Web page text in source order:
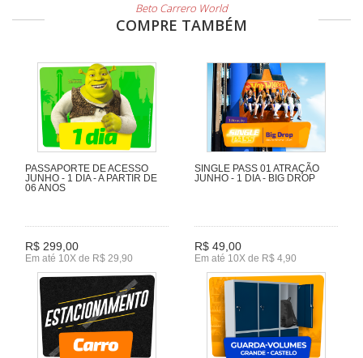
Beto Carrero World
COMPRE TAMBÉM
PASSAPORTE DE ACESSO
JUNHO - 1 DIA - A PARTIR DE
06 ANOS
R$ 299,00
Em até 10X de R$ 29,90
SINGLE PASS 01 ATRAÇÃO
JUNHO - 1 DIA - BIG DROP
R$ 49,00
Em até 10X de R$ 4,90